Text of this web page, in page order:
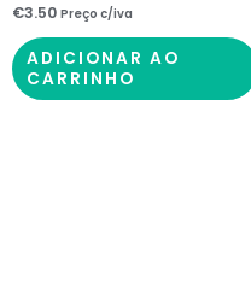
€3.50 Preço c/iva
ADICIONAR AO
CARRINHO